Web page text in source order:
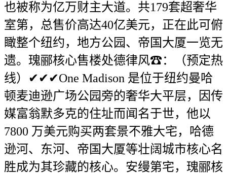
也被称为亿万财主大道。共179套超奢华
室第，总售价高达40亿美元，正在此可俯
瞰整个纽约，地方公园、帝国大厦一览无
遗。瑰郦核心售楼处德律风☎：（预定热
线）✔✔✔One Madison 是位于纽约曼哈
顿麦迪逊广场公园旁的奢华大平层，因传
媒富翁默多克的住址而闻名于世，他以
7800 万美元购买两套景不雅大宅，哈德
逊河、东河、帝国大厦等壮阔城市核心名
胜成为其珍藏的核心。安缦第宅，瑰郦核